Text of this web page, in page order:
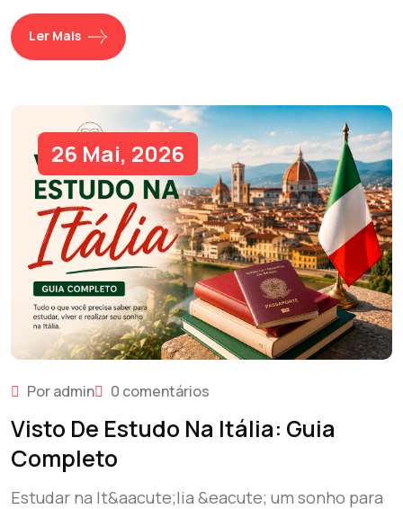
Ler Mais
26 Mai, 2026
Por admin 0 comentários
Visto De Estudo Na Itália: Guia
Completo
Estudar na It&aacute;lia &eacute; um sonho para